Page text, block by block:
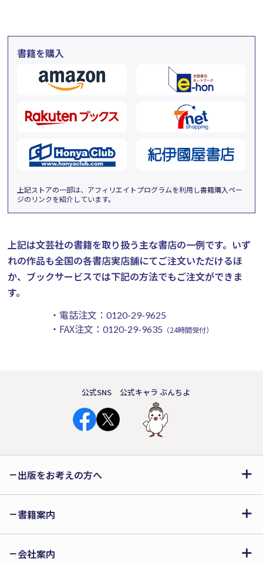
書籍を購入
上記ストアの一部は、アフィリエイトプログラムを利用し書籍購入ペー
ジのリンクを紹介しています。
上記は文芸社の書籍を取り扱う主な書店の一例です。 いず
れの作品も全国の各書店実店舗にてご注文いただけるほ
か、ブックサービスでは下記の方法でもご注文ができま
す。
・電話注文： 0120-29-9625
・FAX注文： 0120-29-9635 （24時間受付）
公式SNS 公式キャラ ぶんちよ
出版をお考えの方へ
書籍案内
会社案内